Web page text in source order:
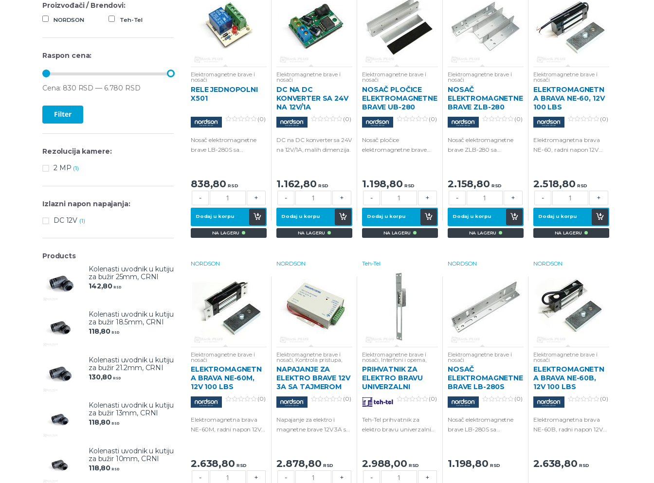
Proizvođači / Brendovi:
NORDSON Teh-Tel
Raspon cena:
Filter
Cena: 830 RSD — 6.780 RSD
Rezolucija kamere:
2 MP (1)
Izlazni napon napajanja:
DC 12V (1)
Products
Kolenasti uvodnik u kutiju
za bužir 25mm, CRNI
142,80 RSD
Kolenasti uvodnik u kutiju
za bužir 18.5mm, CRNI
118,80 RSD
Kolenasti uvodnik u kutiju
za bužir 21.2mm, CRNI
130,80 RSD
Kolenasti uvodnik u kutiju
za bužir 13mm, CRNI
118,80 RSD
Kolenasti uvodnik u kutiju
za bužir 10mm, CRNI
118,80 RSD
Elektromagnetne brave i
nosači
RELE JEDNOPOLNI
X501
u
o
(0)
Nosač elektromagnetne
brave LB-280S sa
838,80 RSD
- +
Dodaj u korpu
NA LAGERU
Elektromagnetne brave i
nosači
DC NA DC
KONVERTER SA 24V
NA 12V/1A
u
o
(0)
DC na DC konverter sa 24V
na 12V/1A, malih dimenzija.
1.162,80 RSD
- +
Dodaj u korpu
NA LAGERU
Elektromagnetne brave i
nosači
NOSAČ PLOČICE
ELEKTROMAGNETNE
BRAVE UB-280
u
o
(0)
Nosač pločice
elektromagnetne brave
1.198,80 RSD
- +
Dodaj u korpu
NA LAGERU
Elektromagnetne brave i
nosači
NOSAČ
ELEKTROMAGNETNE
BRAVE ZLB-280
u
o
(0)
Nosač elektromagnetne
brave ZLB-280 sa
2.158,80 RSD
- +
Dodaj u korpu
NA LAGERU
Elektromagnetne brave i
nosači
ELEKTROMAGNETN
A BRAVA NE-60, 12V
100 LBS
u
o
(0)
Elektromagnetna brava
NE-60, radni napon 12V
2.518,80 RSD
- +
Dodaj u korpu
NA LAGERU
NORDSON
Elektromagnetne brave i
nosači
ELEKTROMAGNETN
A BRAVA NE-60M,
12V 100 LBS
u
o
(0)
Elektromagnetna brava
NE-60M, radni napon 12V
2.638,80 RSD
- +
NORDSON
Elektromagnetne brave i
nosači Kontrola pristupa
Napajanja za kamere ,
Čitači
NAPAJANJE ZA
ELEKTRO BRAVE 12V
3A SA TAJMEROM
u
o
(0)
Napajanje za elektro i
magnetne brave 12V 3A sa
2.878,80 RSD
- +
Teh-Tel
Elektromagnetne brave i
nosači Interfoni i opema
Video Interfoni i oprema
PRIHVATNIK ZA
ELEKTRO BRAVU
UNIVERZALNI
u
o
(0)
Teh-Tel prihvatnik za
elektro bravu univerzalni
2.988,00 RSD
- +
NORDSON
Elektromagnetne brave i
nosači
NOSAČ
ELEKTROMAGNETNE
BRAVE LB-280S
u
o
(0)
Nosač elektromagnetne
brave LB-280S sa
1.198,80 RSD
NORDSON
Elektromagnetne brave i
nosači
ELEKTROMAGNETN
A BRAVA NE-60B,
12V 100 LBS
u
o
(0)
Elektromagnetna brava
NE-60B, radni napon 12V
2.638,80 RSD